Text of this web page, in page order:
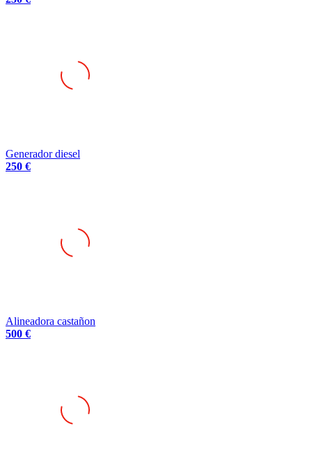
Generador diesel
250 €
Alineadora castañon
500 €